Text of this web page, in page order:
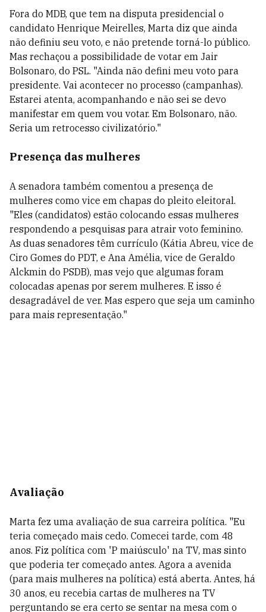
Fora do MDB, que tem na disputa presidencial o
candidato Henrique Meirelles, Marta diz que ainda
não definiu seu voto, e não pretende torná-lo público.
Mas rechaçou a possibilidade de votar em Jair
Bolsonaro, do PSL. "Ainda não defini meu voto para
presidente. Vai acontecer no processo (campanhas).
Estarei atenta, acompanhando e não sei se devo
manifestar em quem vou votar. Em Bolsonaro, não.
Seria um retrocesso civilizatório."
Presença das mulheres
A senadora também comentou a presença de
mulheres como vice em chapas do pleito eleitoral.
"Eles (candidatos) estão colocando essas mulheres
respondendo a pesquisas para atrair voto feminino.
As duas senadores têm currículo (Kátia Abreu, vice de
Ciro Gomes do PDT, e Ana Amélia, vice de Geraldo
Alckmin do PSDB), mas vejo que algumas foram
colocadas apenas por serem mulheres. E isso é
desagradável de ver. Mas espero que seja um caminho
para mais representação."
Avaliação
Marta fez uma avaliação de sua carreira política. "Eu
teria começado mais cedo. Comecei tarde, com 48
anos. Fiz política com 'P maiúsculo' na TV, mas sinto
que poderia ter começado antes. Agora a avenida
(para mais mulheres na política) está aberta. Antes, há
30 anos, eu recebia cartas de mulheres na TV
perguntando se era certo se sentar na mesa com o